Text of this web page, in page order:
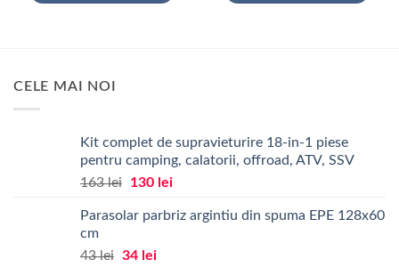
multe
pot
fi
alese
pagina
pot
fi
pagina
CELE MAI NOI
Kit complet de supravieturire 18-in-1 piese
pentru camping, calatorii, offroad, ATV, SSV
163lei
Prețul
a
163 lei.
130 leiPrețul
este:
Parasolar parbriz argintiu din spuma EPE 128x60
cm
43lei Prețul
34 leiPrețul